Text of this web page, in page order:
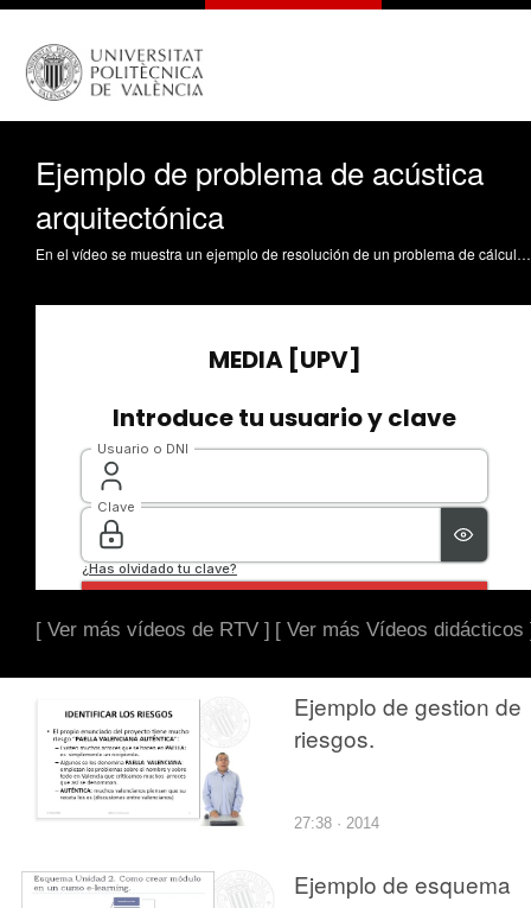
Ejemplo de problema de acústica
arquitectónica
En el vídeo se muestra un ejemplo de resolución de un problema de cálculo del nivel sonoro total en dos puntos de una sala, debido al nivel de sonido directo y al reflejado. Tort Ausina, I. (2021). Ejemplo de problema de acústica arquitectónica. https://riunet.upv.es/handle/10251/168226 DER
[ Ver más vídeos de RTV ] [ Ver más Vídeos didácticos
Ejemplo de gestion de
riesgos.
27:38 · 2014
Ejemplo de esquema